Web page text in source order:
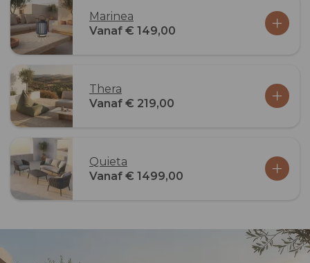
Marinea
Vanaf € 149,00
Thera
Vanaf € 219,00
Quieta
Vanaf € 1499,00